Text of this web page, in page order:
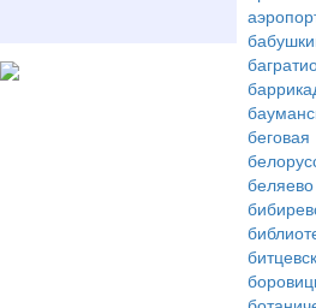
беговая
беляево